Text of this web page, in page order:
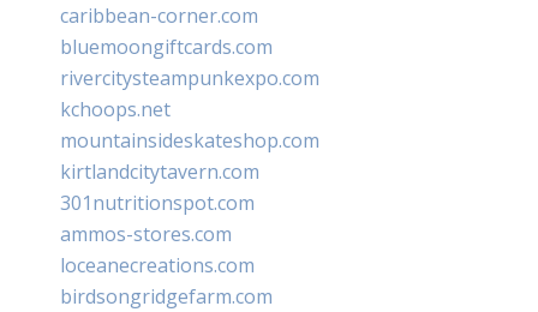
caribbean-corner.com
bluemoongiftcards.com
rivercitysteampunkexpo.com
kchoops.net
mountainsideskateshop.com
kirtlandcitytavern.com
301nutritionspot.com
ammos-stores.com
loceanecreations.com
birdsongridgefarm.com